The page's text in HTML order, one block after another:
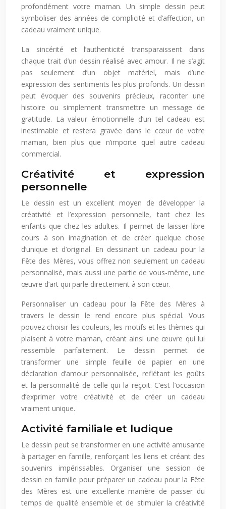
profondément votre maman. Un simple dessin peut
symboliser des années de complicité et d’affection, un
cadeau vraiment unique.
La sincérité et l’authenticité transparaissent dans
chaque trait d’un dessin réalisé avec amour. Il ne s’agit
pas seulement d’un objet matériel, mais d’une
expression des sentiments les plus profonds. Un dessin
peut évoquer des souvenirs précieux, raconter une
histoire ou simplement transmettre un message de
gratitude. La valeur émotionnelle d’un tel cadeau est
inestimable et restera gravée dans le cœur de votre
maman, bien plus que n’importe quel autre cadeau
commercial.
Créativité et expression
personnelle
Le dessin est un excellent moyen de développer la
créativité et l’expression personnelle, tant chez les
enfants que chez les adultes. Il permet de laisser libre
cours à son imagination et de créer quelque chose
d’unique et d’original. En dessinant un cadeau pour la
Fête des Mères, vous offrez non seulement un cadeau
personnalisé, mais aussi une partie de vous-même, une
œuvre d’art qui parle directement à son cœur.
Personnaliser un cadeau pour la Fête des Mères à
travers le dessin le rend encore plus spécial. Vous
pouvez choisir les couleurs, les motifs et les thèmes qui
plaisent à votre maman, créant ainsi une œuvre qui lui
ressemble parfaitement. Le dessin permet de
transformer une simple feuille de papier en une
déclaration d’amour personnalisée, reflétant les goûts
et la personnalité de celle qui la reçoit. C’est l’occasion
d’exprimer votre créativité et de créer un cadeau
vraiment unique.
Activité familiale et ludique
Le dessin peut se transformer en une activité amusante
à partager en famille, renforçant les liens et créant des
souvenirs impérissables. Organiser une session de
dessin en famille pour préparer un cadeau pour la Fête
des Mères est une excellente manière de passer du
temps de qualité ensemble et de stimuler la créativité